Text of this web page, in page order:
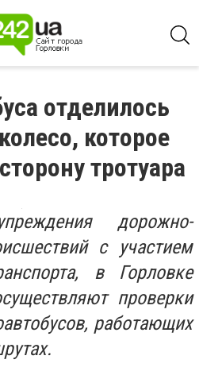
отделилось
которое
тротуара
дорожно-
с участием
в Горловке
проверки
работающих